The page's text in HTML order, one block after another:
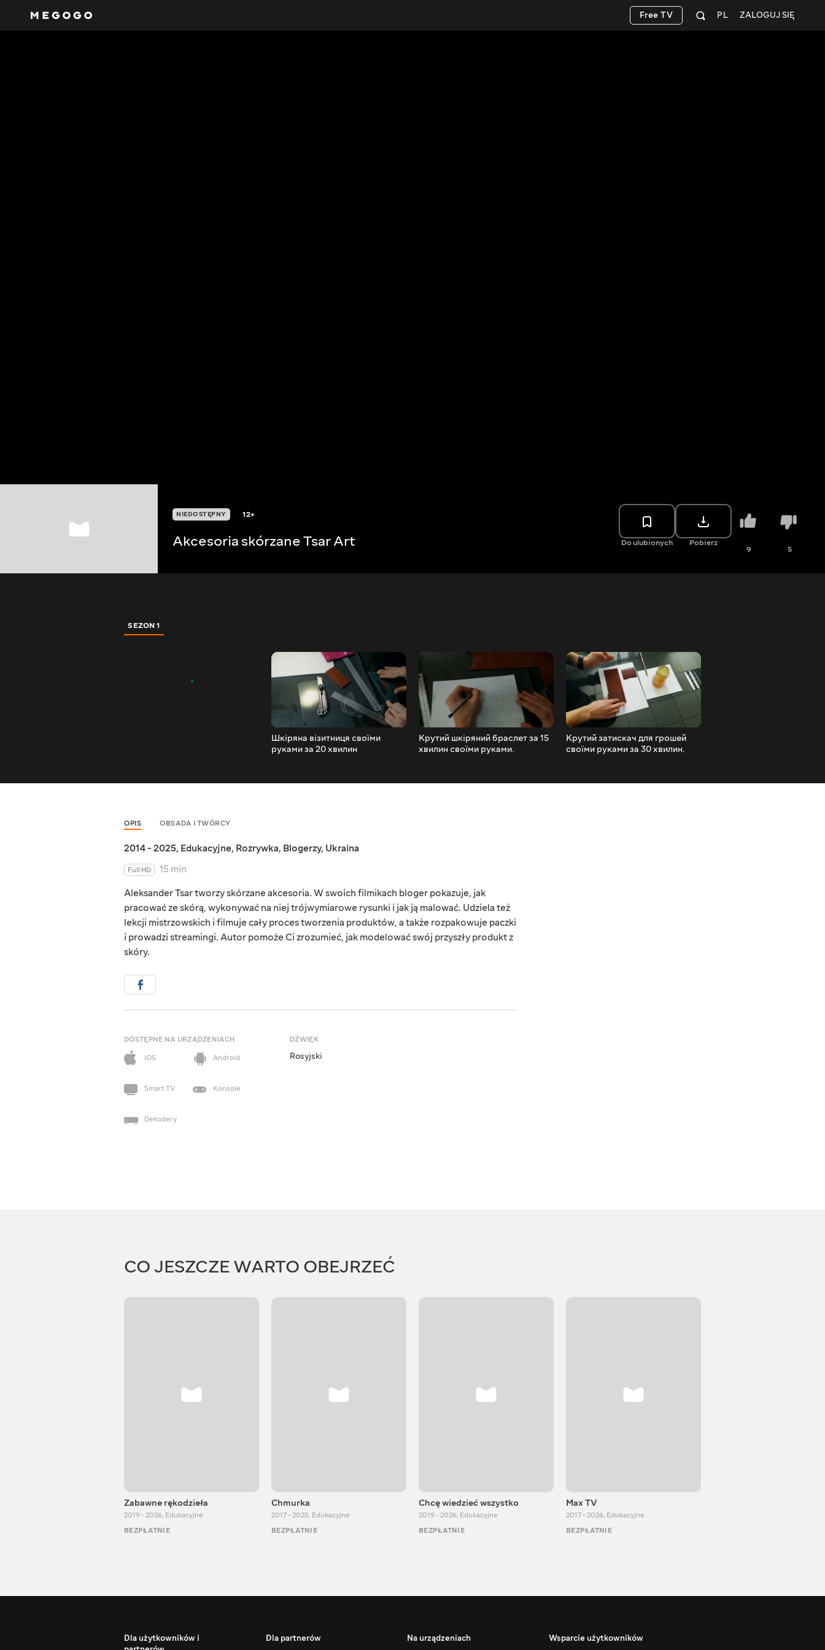
ZALOGUJ SIĘ
PL
Free TV
NIEDOSTĘPNY 12+
Akcesoria skórzane Tsar Art Do ulubionych Pobierz
9 5
SEZON 1
Шкіряна візитниця своїми
руками за 20 хвилин
Крутий шкіряний браслет за 15
хвилин своїми руками.
Крутий затискач для грошей
своїми руками за 30 хвилин.
OPIS OBSADA I TWÓRCY
2014 - 2025, Edukacyjne, Rozrywka, Blogerzy, Ukraina
Full HD
15 min
Aleksander Tsar tworzy skórzane akcesoria. W swoich filmikach bloger pokazuje, jak
pracować ze skórą, wykonywać na niej trójwymiarowe rysunki i jak ją malować. Udziela też
lekcji mistrzowskich i filmuje cały proces tworzenia produktów, a także rozpakowuje paczki
i prowadzi streamingi. Autor pomoże Ci zrozumieć, jak modelować swój przyszły produkt z
skóry.
DOSTĘPNE NA URZĄDZENIACH
iOS
Android
Smart TV Konsole
Dekodery
DŹWIĘK
Rosyjski
CO JESZCZE WARTO OBEJRZEĆ
Zabawne rękodzieła
2019 - 2026, Edukacyjne
BEZPŁATNIE
Chmurka
2017 - 2025, Edukacyjne
BEZPŁATNIE
Chcę wiedzieć wszystko
2019 - 2026, Edukacyjne
BEZPŁATNIE
Max TV
2017 - 2026, Edukacyjne
BEZPŁATNIE
Dla użytkowników i
Dla partnerów Na urządzeniach Wsparcie użytkowników